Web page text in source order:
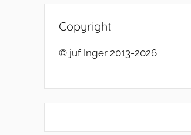
Copyright
© juf Inger 2013-2026